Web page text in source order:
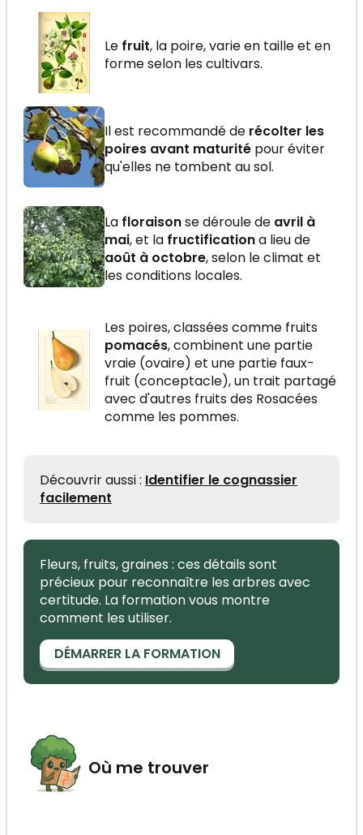
Le fruit, la poire, varie en taille et en
forme selon les cultivars.
Il est recommandé de récolter les
poires avant maturité pour éviter
qu'elles ne tombent au sol.
La floraisonse déroule de avril à
mai, et la fructificationa lieu de
août à octobre, selon le climat et
les conditions locales.
Les poires, classées comme fruits
pomacés, combinent une partie
vraie (ovaire) et une partie faux-
fruit (conceptacle), un trait partagé
avec d'autres fruits des Rosacées
comme les pommes.
Découvrir aussi : Identifier le cognassier
facilement
Fleurs, fruits, graines : ces détails sont
précieux pour reconnaître les arbres avec
certitude. La formation vous montre
comment les utiliser.
DÉMARRER LA FORMATION
Où me trouver